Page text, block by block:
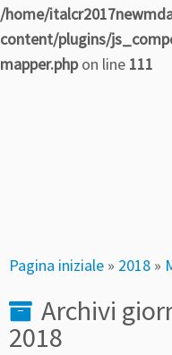
/home/
content/plugins/
mapper.phpon line 111
Pagina iniziale » 2018 »
Archivi
2018